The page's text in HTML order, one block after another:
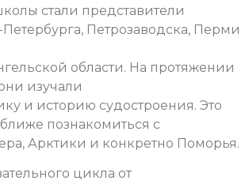
стали представители
Петрозаводска, Перми
области. На протяжении
изучали
и историю судостроения. Это
познакомиться с
Арктики и конкретно Поморья.
цикла от